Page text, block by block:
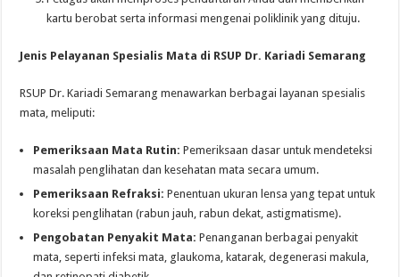
kartu berobat serta informasi mengenai poliklinik yang dituju.
Jenis Pelayanan Spesialis Mata di RSUP Dr. Kariadi Semarang
RSUP Dr. Kariadi Semarang menawarkan berbagai layanan spesialis
mata, meliputi:
Pemeriksaan Mata Rutin: Pemeriksaan dasar untuk mendeteksi
masalah penglihatan dan kesehatan mata secara umum.
Pemeriksaan Refraksi: Penentuan ukuran lensa yang tepat untuk
koreksi penglihatan (rabun jauh, rabun dekat, astigmatisme).
Pengobatan Penyakit Mata: Penanganan berbagai penyakit
mata, seperti infeksi mata, glaukoma, katarak, degenerasi makula,